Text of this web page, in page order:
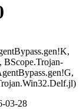
BScope.Trojan-
03-28